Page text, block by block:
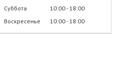
Суббота
10:00 18:00
Воскресенье
10:00 18:00